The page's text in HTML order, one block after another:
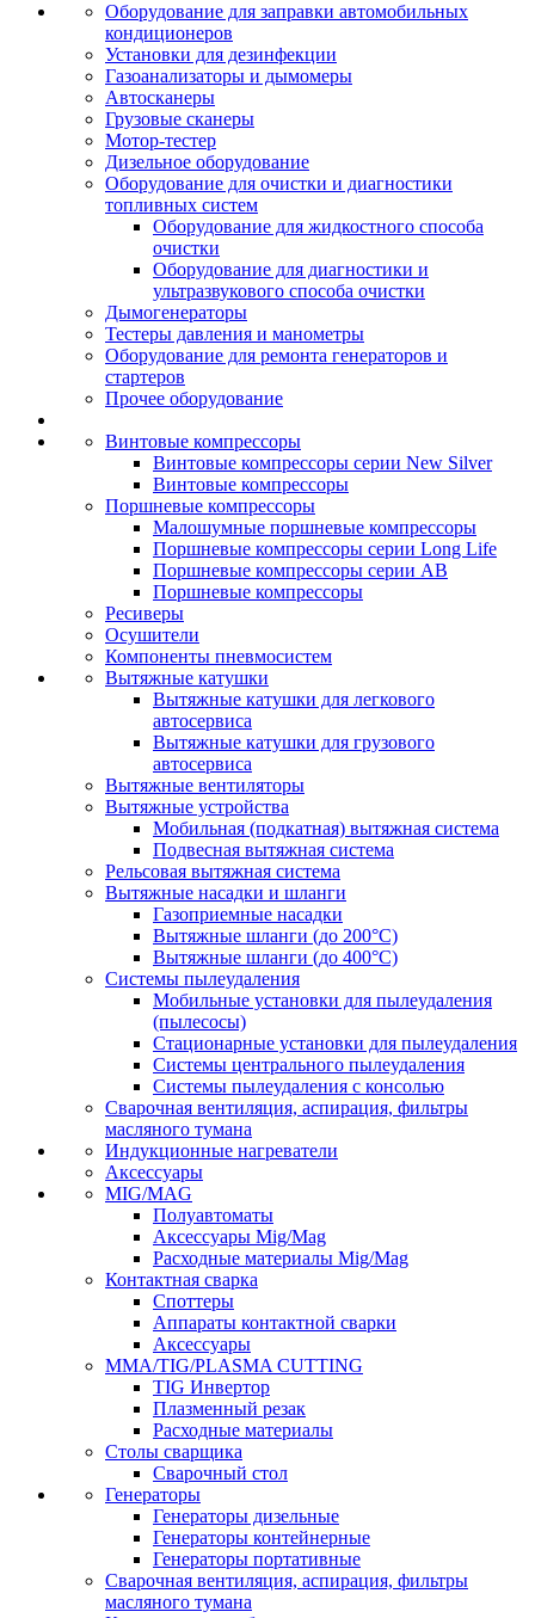
Оборудование для заправки автомобильных
кондиционеров
Установки для дезинфекции
Газоанализаторы и дымомеры
Автосканеры
Грузовые сканеры
Мотор-тестер
Дизельное оборудование
Оборудование для очистки и диагностики
топливных систем
Оборудование для жидкостного способа
очистки
Оборудование для диагностики и
ультразвукового способа очистки
Дымогенераторы
Тестеры давления и манометры
Оборудование для ремонта генераторов и
стартеров
Прочее оборудование
Винтовые компрессоры
Винтовые компрессоры серии New Silver
Винтовые компрессоры
Поршневые компрессоры
Малошумные поршневые компрессоры
Поршневые компрессоры серии Long Life
Поршневые компрессоры серии AB
Поршневые компрессоры
Ресиверы
Осушители
Компоненты пневмосистем
Вытяжные катушки
Вытяжные катушки для легкового
автосервиса
Вытяжные катушки для грузового
автосервиса
Вытяжные вентиляторы
Вытяжные устройства
Мобильная (подкатная) вытяжная система
Подвесная вытяжная система
Рельсовая вытяжная система
Вытяжные насадки и шланги
Газоприемные насадки
Вытяжные шланги (до 200°C)
Вытяжные шланги (до 400°C)
Системы пылеудаления
Мобильные установки для пылеудаления
(пылесосы)
Стационарные установки для пылеудаления
Системы центрального пылеудаления
Системы пылеудаления с консолью
Сварочная вентиляция, аспирация, фильтры
масляного тумана
Индукционные нагреватели
Аксессуары
MIG/MAG
Полуавтоматы
Аксессуары Mig/Mag
Расходные материалы Mig/Mag
Контактная сварка
Споттеры
Аппараты контактной сварки
Аксессуары
MMA/TIG/PLASMA CUTTING
TIG Инвертор
Плазменный резак
Расходные материалы
Столы сварщика
Сварочный стол
Генераторы
Генераторы дизельные
Генераторы контейнерные
Генераторы портативные
Сварочная вентиляция, аспирация, фильтры
масляного тумана